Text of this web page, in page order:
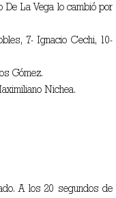
De La Vega lo cambió por
7- Ignacio Cechi, 10-
Gómez.
Nichea.
A los 20 segundos de